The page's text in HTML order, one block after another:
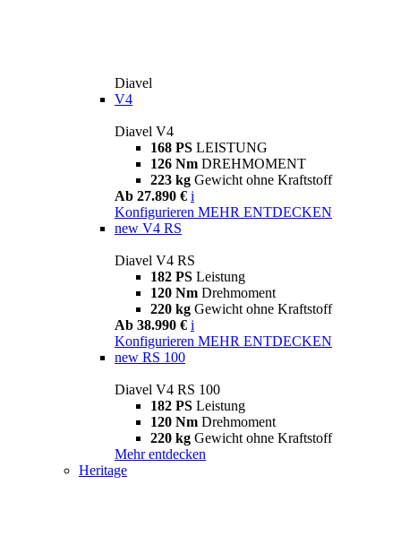
Diavel
V4
Diavel V4
168 PS LEISTUNG
126 Nm DREHMOMENT
223 kg Gewicht ohne Kraftstoff
Ab 27.890 € i
Konfigurieren MEHR ENTDECKEN
new V4 RS
Diavel V4 RS
182 PS Leistung
120 Nm Drehmoment
220 kg Gewicht ohne Kraftstoff
Ab 38.990 € i
Konfigurieren MEHR ENTDECKEN
new RS 100
Diavel V4 RS 100
182 PS Leistung
120 Nm Drehmoment
220 kg Gewicht ohne Kraftstoff
Mehr entdecken
Heritage